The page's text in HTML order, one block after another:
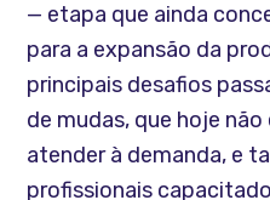
— etapa que ainda
para a expansão da
principais desafios
de mudas, que hoje
atender à demanda, e
profissionais